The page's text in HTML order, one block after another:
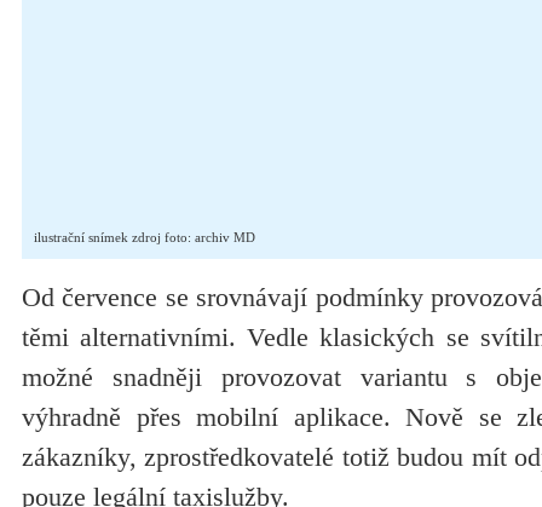
ilustrační snímek zdroj foto: archiv MD
Od července se srovnávají podmínky
těmi alternativními. Vedle klasických se
možné snadněji provozovat variantu s
výhradně přes mobilní aplikace. Nově se
zákazníky, zprostředkovatelé totiž budou mít
pouze legální taxislužby.